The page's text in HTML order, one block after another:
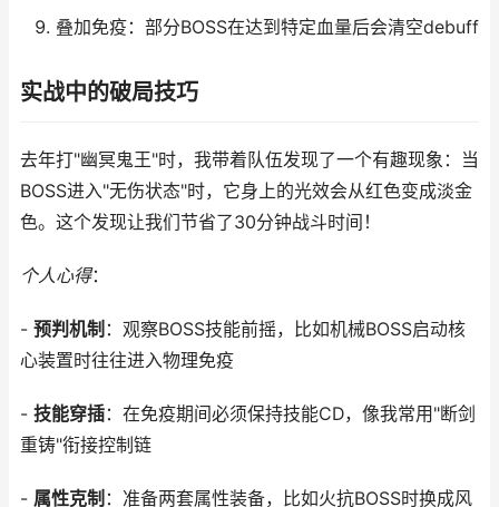
叠加免疫：部分BOSS在达到特定血量后会清空debuff
实战中的破局技巧
去年打"幽冥鬼王"时，我带着队伍发现了一个有趣现象：当
BOSS进入"无伤状态"时，它身上的光效会从红色变成淡金
色。这个发现让我们节省了30分钟战斗时间！
个人心得：
- 预判机制 ：观察BOSS技能前摇，比如机械BOSS启动核
心装置时往往进入物理免疫
- 技能穿插：在免疫期间必须保持技能CD，像我常用"断剑
重铸"衔接控制链
- 属性克制 ：准备两套属性装备，比如火抗BOSS时换成风